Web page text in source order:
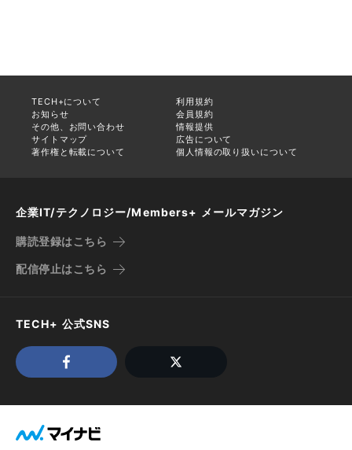
TECH+について
利用規約
お知らせ
会員規約
その他、お問い合わせ
情報提供
サイトマップ
広告について
著作権と転載について
個人情報の取り扱いについて
企業IT/テクノロジー/Members+ メールマガジン
購読登録はこちら
配信停止はこちら
TECH+ 公式SNS